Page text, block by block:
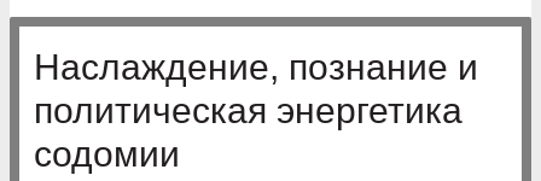
Наслаждение, познание и
политическая энергетика
содомии